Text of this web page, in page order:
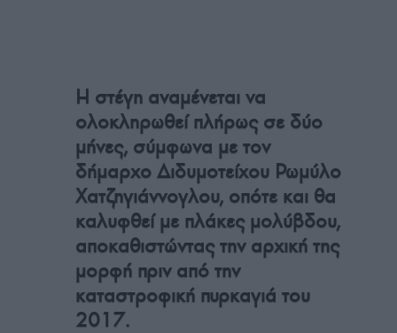
Η στέγη αναμένεται να
ολοκληρωθεί πλήρως σε δύο
μήνες, σύμφωνα με τον
δήμαρχο Διδυμοτείχου Ρωμύλο
Χατζηγιάννογλου, οπότε και θα
καλυφθεί με πλάκες μολύβδου,
αποκαθιστώντας την αρχική της
μορφή πριν από την
καταστροφική πυρκαγιά του
2017.